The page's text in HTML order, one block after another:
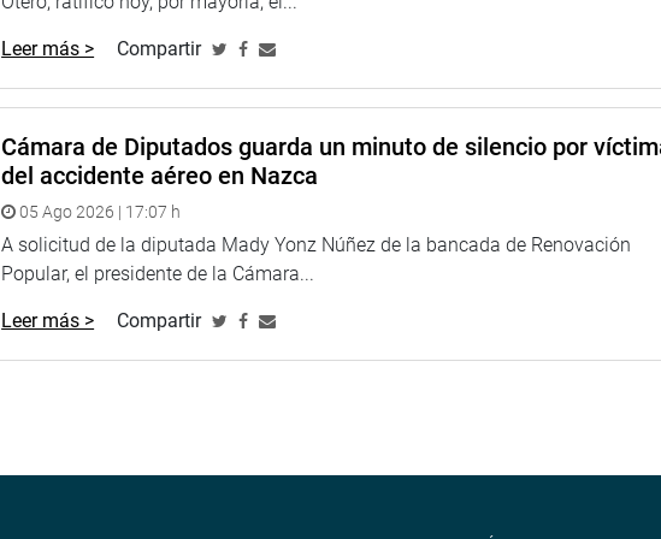
Leer más > Compartir
Cámara de Diputados guarda un minuto de silencio por
del accidente aéreo en Nazca
05 Ago 2026 | 17:07 h
A solicitud de la diputada Mady Yonz Núñez de la bancada de Renovación
Popular, el presidente de la Cámara...
Leer más > Compartir